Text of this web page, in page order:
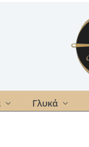
Γλυκά